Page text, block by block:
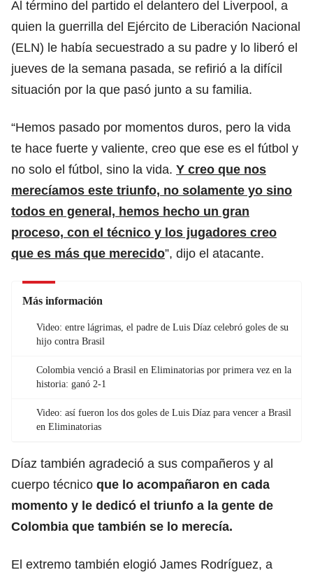
Al término del partido el delantero del Liverpool, a
quien la guerrilla del Ejército de Liberación Nacional
(ELN) le había secuestrado a su padre y lo liberó el
jueves de la semana pasada, se refirió a la difícil
situación por la que pasó junto a su familia.
“Hemos pasado por momentos duros, pero la vida
te hace fuerte y valiente, creo que ese es el fútbol y
no solo el fútbol, sino la vida. Y creo que nos
merecíamos este triunfo, no solamente yo sino
todos en general, hemos hecho un gran
proceso, con el técnico y los jugadores creo
que es más que merecido”, dijo el atacante.
Más información
Video: entre lágrimas, el padre de Luis Díaz celebró goles de su
hijo contra Brasil
Colombia venció a Brasil en Eliminatorias por primera vez en la
historia: ganó 2-1
Video: así fueron los dos goles de Luis Díaz para vencer a Brasil
en Eliminatorias
Díaz también agradeció a sus compañeros y al
cuerpo técnico que lo acompañaron en cada
momento y le dedicó el triunfo a la gente de
Colombia que también se lo merecía.
El extremo también elogió James Rodríguez, a